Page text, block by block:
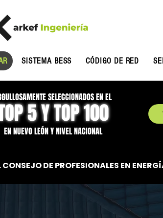
SISTEMA BESS CÓDIGO DE RED
EN NUEVO LEÓN Y NIVEL NACIONAL
5 Y TOP 100
SELECCIONADOS EN EL
DE PROFESIONALES EN